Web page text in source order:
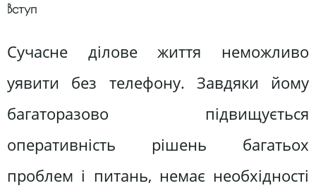
Вступ
Сучасне ділове життя неможливо
уявити без телефону. Завдяки йому
багаторазово підвищується
оперативність рішень багатьох
проблем і питань, немає необхідності